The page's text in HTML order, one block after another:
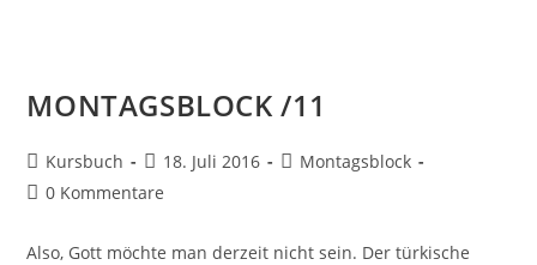
MONTAGSBLOCK /11
Kursbuch 18. Juli 2016
Montagsblock
0 Kommentare
Also, Gott möchte man derzeit nicht sein. Der türkische